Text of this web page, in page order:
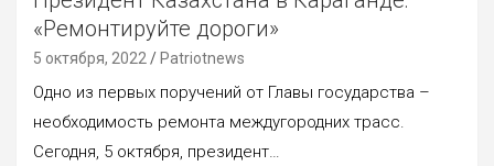
«Ремонтируйте дороги»
5 октября, 2022 Patriotnews
Одно из первых поручений от Главы государства –
необходимость ремонта междугородних трасс.
Сегодня, 5 октября, президент…